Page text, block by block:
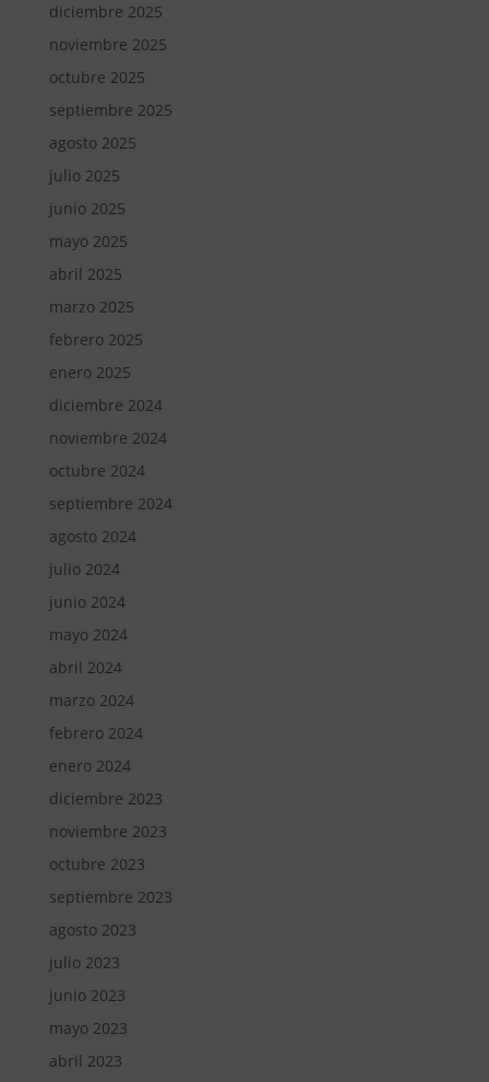
diciembre 2025
noviembre 2025
octubre 2025
septiembre 2025
agosto 2025
julio 2025
junio 2025
mayo 2025
abril 2025
marzo 2025
febrero 2025
enero 2025
diciembre 2024
noviembre 2024
octubre 2024
septiembre 2024
agosto 2024
julio 2024
junio 2024
mayo 2024
abril 2024
marzo 2024
febrero 2024
enero 2024
diciembre 2023
noviembre 2023
octubre 2023
septiembre 2023
agosto 2023
julio 2023
junio 2023
mayo 2023
abril 2023